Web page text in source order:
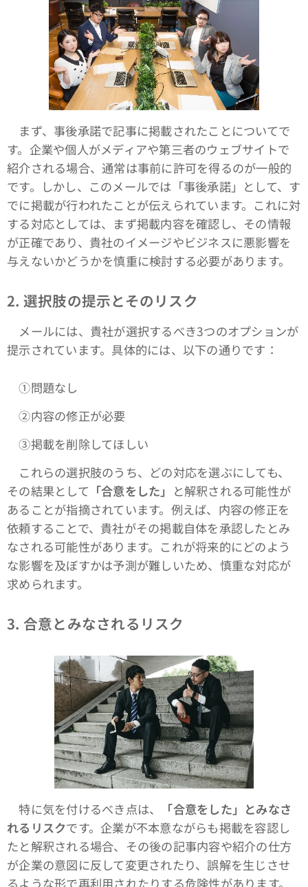
まず、事後承諾で記事に掲載されたことについてで
す。企業や個人がメディアや第三者のウェブサイトで
紹介される場合、通常は事前に許可を得るのが一般的
です。しかし、このメールでは「事後承諾」として、す
でに掲載が行われたことが伝えられています。これに対
する対応としては、まず掲載内容を確認し、その情報
が正確であり、貴社のイメージやビジネスに悪影響を
与えないかどうかを慎重に検討する必要があります。
2. 選択肢の提示とそのリスク
メールには、貴社が選択するべき3つのオプションが
提示されています。具体的には、以下の通りです：
①問題なし
➁内容の修正が必要
③掲載を削除してほしい
これらの選択肢のうち、どの対応を選ぶにしても、
その結果として 「合意をした」 と解釈される可能性が
あることが指摘されています。例えば、内容の修正を
依頼することで、貴社がその掲載自体を承認したとみ
なされる可能性があります。これが将来的にどのよう
な影響を及ぼすかは予測が難しいため、慎重な対応が
求められます。
3. 合意とみなされるリスク
特に気を付けるべき点は、
「合意をした」とみなさ
れるリスクです。企業が不本意ながらも掲載を容認し
たと解釈される場合、その後の記事内容や紹介の仕方
が企業の意図に反して変更されたり、誤解を生じさせ
るような形で再利用されたりする危険性があります。